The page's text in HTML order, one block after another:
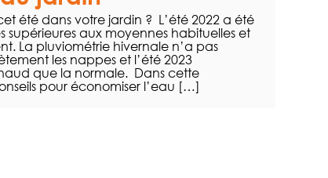
été dans votre jardin ? L’été 2022 a été
aux moyennes habituelles et
La pluviométrie hivernale n’a pas
les nappes et l’été 2023
que la normale. Dans cette
pour économiser l’eau […]